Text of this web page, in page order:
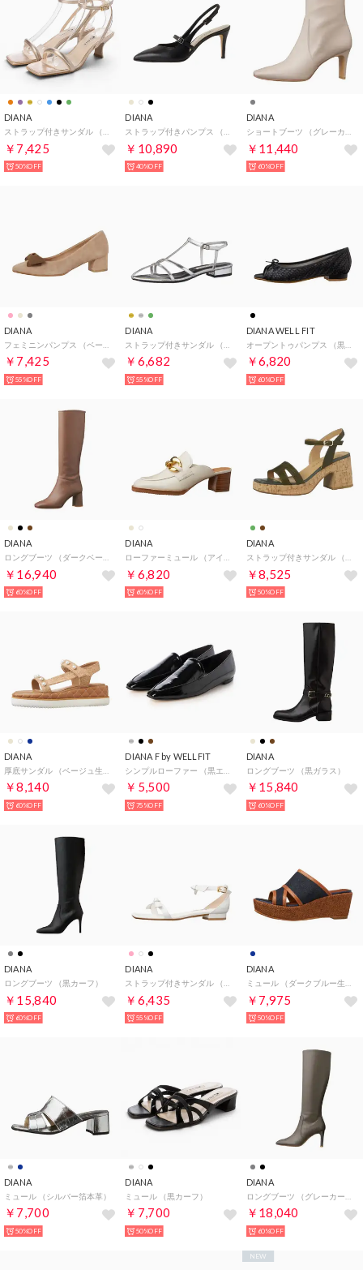
DIANA
￥7,425
50%OFF
DIANA
￥10,890
40%OFF
DIANA
￥11,440
60%OFF
DIANA
￥7,425
55%OFF
DIANA
￥6,682
55%OFF
DIANA WELL FIT
オープントゥパンプス （黒メッシュ）
￥6,820
60%OFF
DIANA
￥16,940
60%OFF
DIANA
￥6,820
60%OFF
DIANA
￥8,525
50%OFF
DIANA
￥8,140
60%OFF
DIANA F by WELLFIT
￥5,500
75%OFF
DIANA
ロングブーツ （黒ガラス）
￥15,840
60%OFF
DIANA
ロングブーツ （黒カーフ）
￥15,840
60%OFF
DIANA
￥6,435
55%OFF
DIANA
￥7,975
50%OFF
DIANA
ミュール （シルバー箔本革）
￥7,700
50%OFF
DIANA
ミュール （黒カーフ）
￥7,700
50%OFF
DIANA
￥18,040
60%OFF
NEW